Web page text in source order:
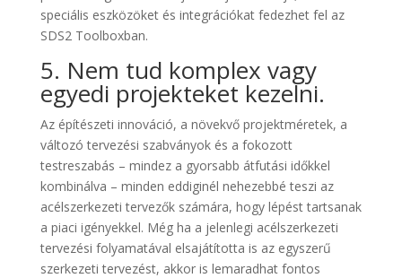
speciális eszközöket és integrációkat fedezhet fel az
SDS2 Toolboxban.
5. Nem tud komplex vagy
egyedi projekteket kezelni.
Az építészeti innováció, a növekvő projektméretek, a
változó tervezési szabványok és a fokozott
testreszabás – mindez a gyorsabb átfutási időkkel
kombinálva – minden eddiginél nehezebbé teszi az
acélszerkezeti tervezők számára, hogy lépést tartsanak
a piaci igényekkel. Még ha a jelenlegi acélszerkezeti
tervezési folyamatával elsajátította is az egyszerű
szerkezeti tervezést, akkor is lemaradhat fontos